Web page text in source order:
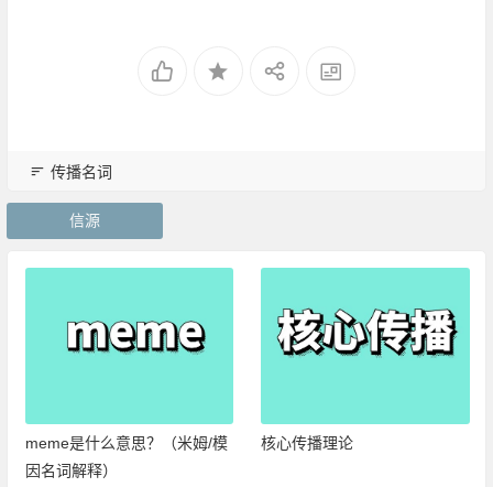
传播名词
信源
meme是什么意思？（米姆/模
因名词解释）
核心传播理论